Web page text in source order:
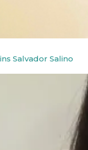
Salvador Salino